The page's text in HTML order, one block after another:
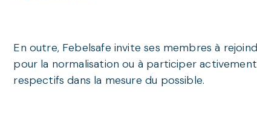
En outre, Febelsafe invite ses membres à
pour la normalisation ou à participer
respectifs dans la mesure du possible.